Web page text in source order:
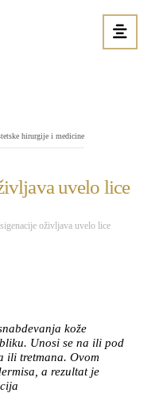
hirurgije i medicine
uvelo lice
oživljava uvelo lice
kože
Unosi se na ili pod
ili tretmana. Ovom
a rezultat je